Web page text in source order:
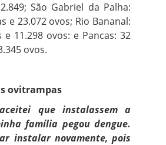
São Gabriel da Palha:
e 23.072 ovos; Rio Bananal:
e 11.298 ovos: e Pancas: 32
ovos.
ovitrampas
que instalassem a
família pegou dengue.
instalar novamente, pois